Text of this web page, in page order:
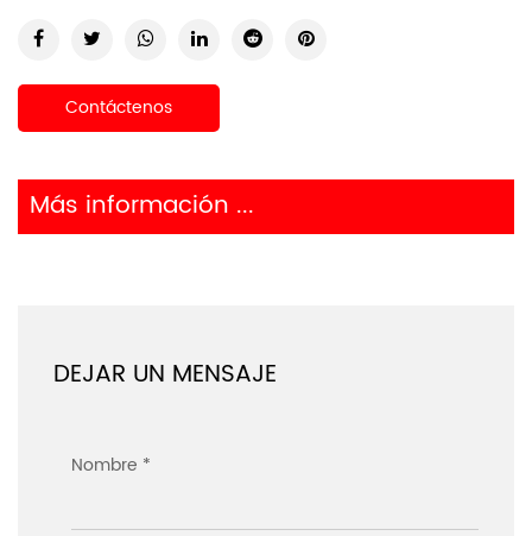
Contáctenos
Más información ...
DEJAR UN MENSAJE
Nombre *